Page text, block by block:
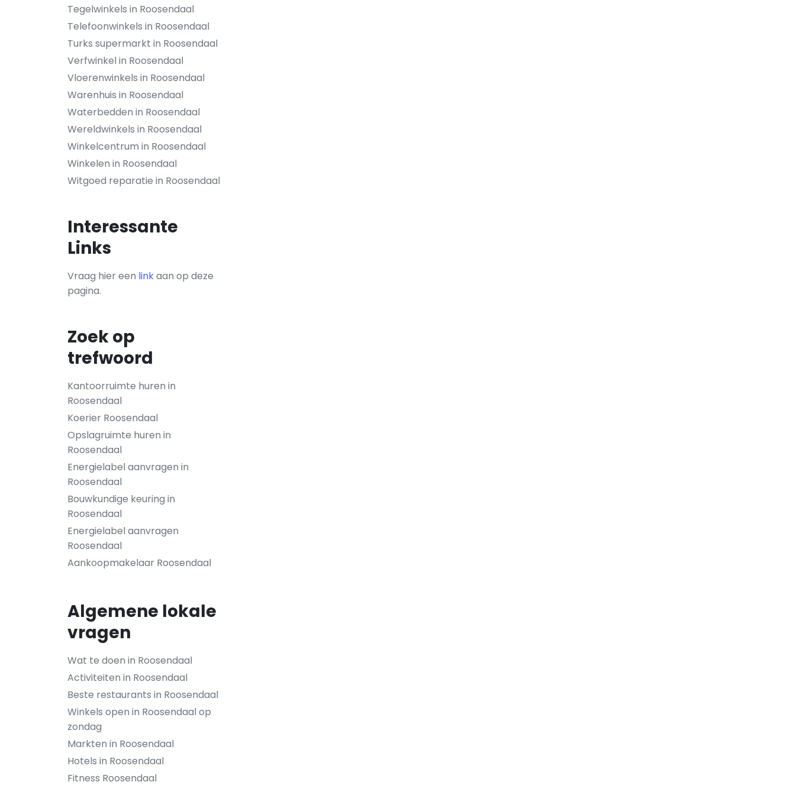
Tegelwinkels in Roosendaal
Telefoonwinkels in Roosendaal
Turks supermarkt in Roosendaal
Verfwinkel in Roosendaal
Vloerenwinkels in Roosendaal
Warenhuis in Roosendaal
Waterbedden in Roosendaal
Wereldwinkels in Roosendaal
Winkelcentrum in Roosendaal
Winkelen in Roosendaal
Witgoed reparatie in Roosendaal
Interessante
Links
Vraag hier een linkaan op deze
pagina.
Zoek op
trefwoord
Kantoorruimte huren in
Roosendaal
Koerier Roosendaal
Opslagruimte huren in
Roosendaal
Energielabel aanvragen in
Roosendaal
Bouwkundige keuring in
Roosendaal
Energielabel aanvragen
Roosendaal
Aankoopmakelaar Roosendaal
Algemene lokale
vragen
Wat te doen in Roosendaal
Activiteiten in Roosendaal
Beste restaurants in Roosendaal
Winkels open in Roosendaal op
zondag
Markten in Roosendaal
Hotels in Roosendaal
Fitness Roosendaal